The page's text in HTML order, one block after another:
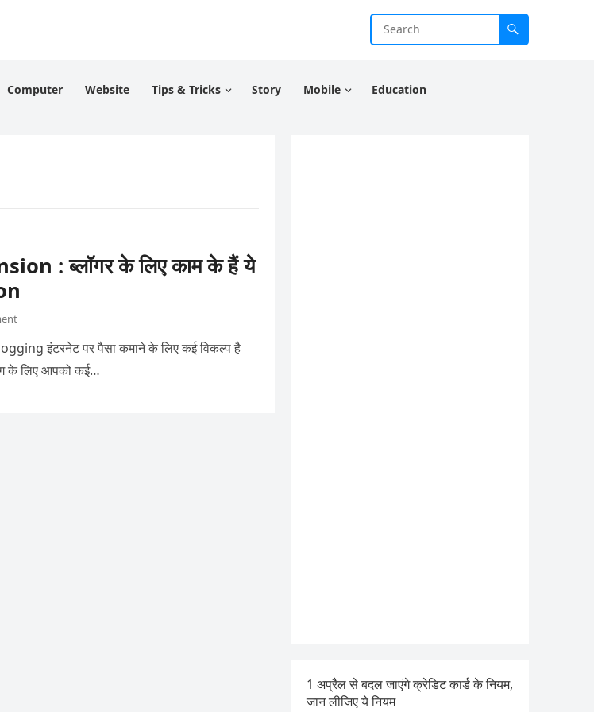
Computer Website Tips & Tricks Story Mobile Education
: ब्लॉगर के लिए काम के हैं ये
इंटरनेट पर पैसा कमाने के लिए कई विकल्प है
के लिए आपको कई…
1 अप्रैल से बदल जाएंगे क्रेडिट कार्ड के नियम,
जान लीजिए ये नियम